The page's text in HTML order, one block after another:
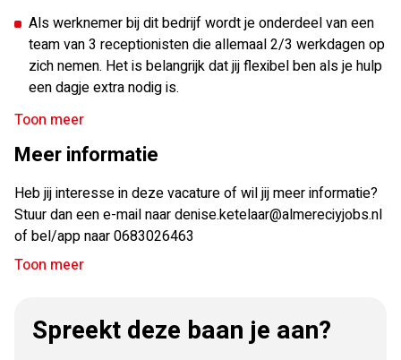
met telefooncentrales. Daarnaast is het belangrijk dat je
goed om kan gaan met werken met verschillende culturen
en beheers je de Nederlandse en Engelse taal goed.
Als werknemer bij dit bedrijf wordt je onderdeel van een
team van 3 receptionisten die allemaal 2/3 werkdagen op
zich nemen. Het is belangrijk dat jij flexibel ben als je hulp
een dagje extra nodig is.
Je standaard werkdagen zijn maandag en dinsdag – je
Salaris tussen €2600-€3500 o.b.v. fulltime dienstverband.
Een internationale werkomgeving waar geen dag
hetzelfde is
Je start op een uitzendcontract, bij goed functioneren is
de intentie om je na een bepaalde periode op contract te
Toon meer
Meer informatie
Heb jij interesse in deze vacature of wil jij meer informatie?
Stuur dan een e-mail naar denise.ketelaar@almereciyjobs.nl
of bel/app naar 0683026463
Toon meer
Spreekt deze baan je aan?